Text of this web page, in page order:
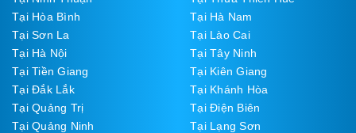
Tại Hòa Bình
Tại Hà Nam
Tại Sơn La
Tại Lào Cai
Tại Hà Nội
Tại Tây Ninh
Tại Tiền Giang
Tại Kiên Giang
Tại Đắk Lắk
Tại Khánh Hòa
Tại Quảng Trị
Tại Điện Biên
Tại Quảng Ninh
Tại Lạng Sơn